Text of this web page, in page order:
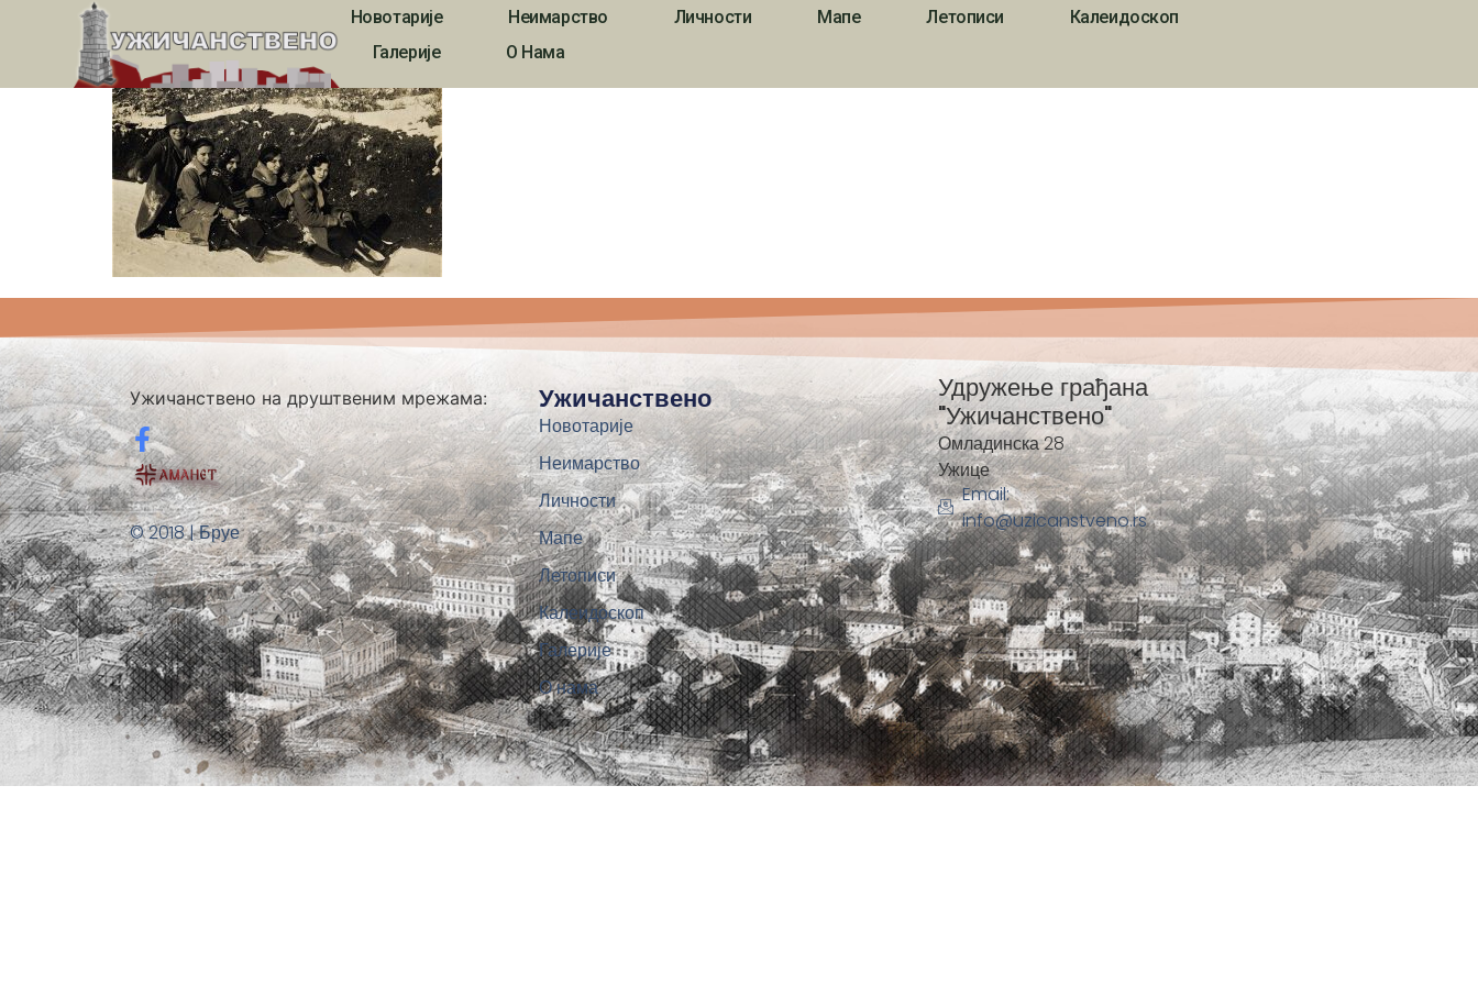
Новотарије Неимарство Личности Мапе Летописи
Калеидоскоп
Галерије
О Нама
1894
Ужичанствено на друштвеним мрежама:
© 2018 | Бруе
Ужичанствено
Новотарије
Неимарство
Личности
Мапе
Летописи
Калеидоскоп
Галерије
О нама
Удружење грађана
"Ужичанствено"
Омладинска 28
Ужице
Email:
info@uzicanstveno.rs